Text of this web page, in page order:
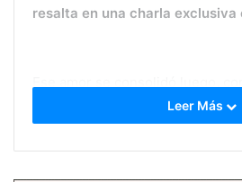
resalta en una charla exclusiva
Mauricio Macri en CABA:“Ese
terminó enamorando y el que,
que lograr replicar en todo el
enuncia“desde ahí no paré”.
Leer Más